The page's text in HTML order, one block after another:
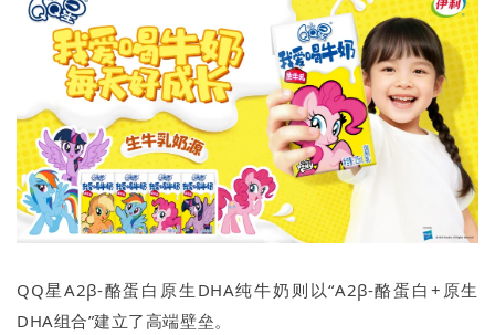
QQ星A2β-酪蛋白原生DHA纯牛奶则以“A2β-酪蛋白+原生
DHA组合”建立了高端壁垒。